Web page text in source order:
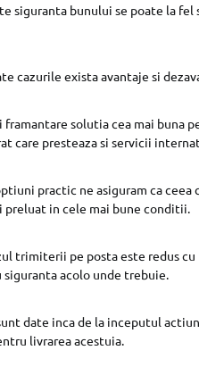
siguranta bunului se poate la
cazurile exista avantaje si
framantare solutia cea mai buna
care presteaza si servicii
practic ne asiguram ca
in cele mai bune conditii.
trimiterii pe posta este redus
acolo unde trebuie.
date inca de la inceputul
livrarea acestuia.